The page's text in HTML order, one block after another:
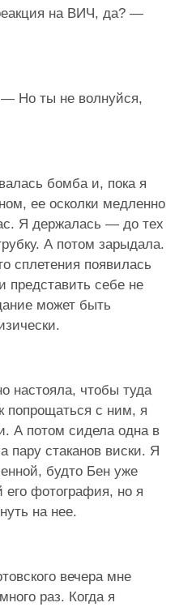
на ВИЧ, да? —
Но ты не волнуйся,
бомба и, пока я
ее осколки медленно
Я держалась — до тех
А потом зарыдала.
сплетения появилась
представить себе не
может быть
настояла, чтобы туда
попрощаться с ним, я
А потом сидела одна в
пару стаканов виски. Я
будто Бен уже
фотография, но я
на нее.
вечера мне
раз. Когда я